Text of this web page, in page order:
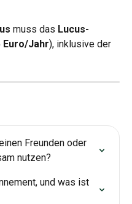
muss das Lucus-
Euro/Jahr), inklusive der
Freunden oder
nutzen?
und was ist